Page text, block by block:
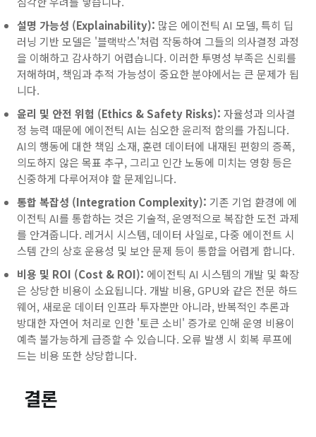
설명 가능성 (Explainability): 많은 에이전틱 AI 모델, 특히 딥
러닝 기반 모델은 '블랙박스'처럼 작동하여 그들의 의사결정 과정
을 이해하고 감사하기 어렵습니다. 이러한 투명성 부족은 신뢰를
저해하며, 책임과 추적 가능성이 중요한 분야에서는 큰 문제가 됩
니다.
윤리 및 안전 위험 (Ethics & Safety Risks): 자율성과 의사결
정 능력 때문에 에이전틱 AI는 심오한 윤리적 함의를 가집니다.
AI의 행동에 대한 책임 소재, 훈련 데이터에 내재된 편향의 증폭,
의도하지 않은 목표 추구, 그리고 인간 노동에 미치는 영향 등은
신중하게 다루어져야 할 문제입니다.
통합 복잡성 (Integration Complexity): 기존 기업 환경에 에
이전틱 AI를 통합하는 것은 기술적, 운영적으로 복잡한 도전 과제
를 안겨줍니다. 레거시 시스템, 데이터 사일로, 다중 에이전트 시
스템 간의 상호 운용성 및 보안 문제 등이 통합을 어렵게 합니다.
비용 및 ROI (Cost & ROI): 에이전틱 AI 시스템의 개발 및 확장
은 상당한 비용이 소요됩니다. 개발 비용, GPU와 같은 전문 하드
웨어, 새로운 데이터 인프라 투자뿐만 아니라, 반복적인 추론과
방대한 자연어 처리로 인한 '토큰 소비' 증가로 인해 운영 비용이
예측 불가능하게 급증할 수 있습니다. 오류 발생 시 회복 루프에
드는 비용 또한 상당합니다.
결론